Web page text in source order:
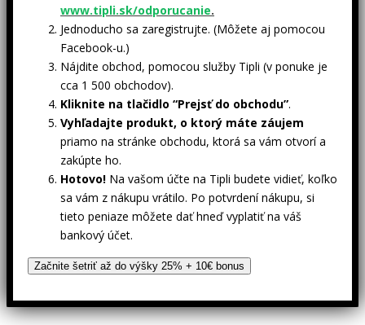
www.tipli.sk/odporucanie.
Jednoducho sa zaregistrujte. (Môžete aj pomocou
Facebook-u.)
Nájdite obchod, pomocou služby Tipli (v ponuke je
cca 1 500 obchodov).
Kliknite na tlačidlo “Prejsť do obchodu”.
Vyhľadajte produkt, o ktorý máte záujem
priamo na stránke obchodu, ktorá sa vám otvorí a
zakúpte ho.
Hotovo! Na vašom účte na Tipli budete vidieť, koľko
sa vám z nákupu vrátilo. Po potvrdení nákupu, si
tieto peniaze môžete dať hneď vyplatiť na váš
bankový účet.
Začnite šetriť až do výšky 25% + 10€ bonus